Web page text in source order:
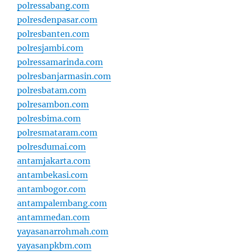
polressabang.com
polresdenpasar.com
polresbanten.com
polresjambi.com
polressamarinda.com
polresbanjarmasin.com
polresbatam.com
polresambon.com
polresbima.com
polresmataram.com
polresdumai.com
antamjakarta.com
antambekasi.com
antambogor.com
antampalembang.com
antammedan.com
yayasanarrohmah.com
yayasanpkbm.com